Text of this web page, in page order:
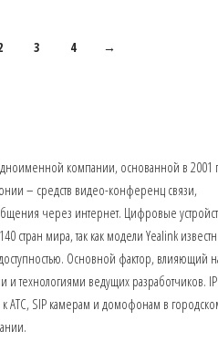
3 4 →
компании, основанной в 2001
– средств видео-конференц связи,
через интернет. Цифровые
стран мира, так как модели Yealink
Основной фактор, влияющий
и технологиями ведущих разработчиков. IP
АТС, SIP камерам и домофонам в